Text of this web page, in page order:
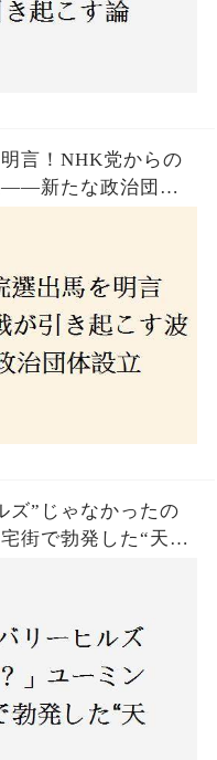
言！NHK党からの
——新たな政治団体
ズ”じゃなかったの
街で勃発した“天井